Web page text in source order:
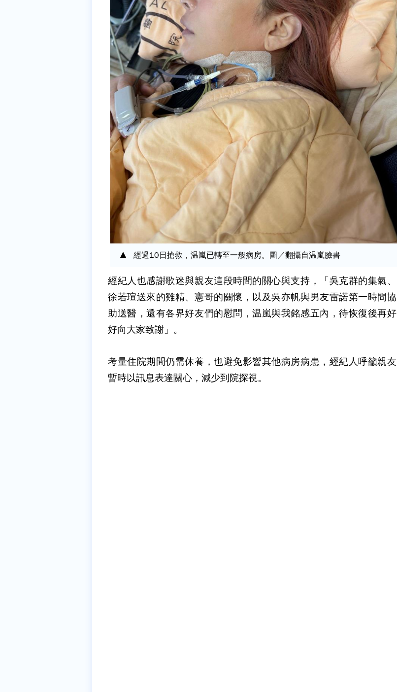
經過10日搶救，温嵐已轉至一般病房。圖／翻攝自温嵐臉書
經紀人也感謝歌迷與親友這段時間的關心與支持，「吳克群的集氣、
徐若瑄送來的雞精、憲哥的關懷，以及吳亦帆與男友雷諾第一時間協
助送醫，還有各界好友們的慰問，温嵐與我銘感五內，待恢復後再好
好向大家致謝」。
考量住院期間仍需休養，也避免影響其他病房病患，經紀人呼籲親友
暫時以訊息表達關心，減少到院探視。